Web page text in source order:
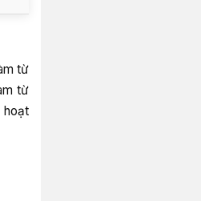
từ
từ
hoạt